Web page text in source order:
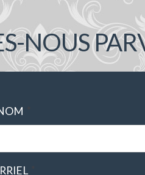
NOUS